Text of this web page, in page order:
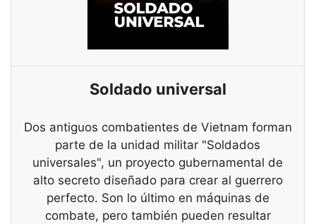
Soldado universal
Dos antiguos combatientes de Vietnam forman
parte de la unidad militar "Soldados
universales", un proyecto gubernamental de
alto secreto diseñado para crear al guerrero
perfecto. Son lo último en máquinas de
combate, pero también pueden resultar